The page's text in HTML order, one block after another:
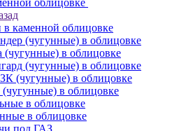
облицовке
в каменной облицовке
(чугунные) в облицовке
(чугунные) в облицовке
(чугунные) в облицовке
(чугунные) в облицовке
в облицовке
в облицовке
в облицовке
под ГАЗ